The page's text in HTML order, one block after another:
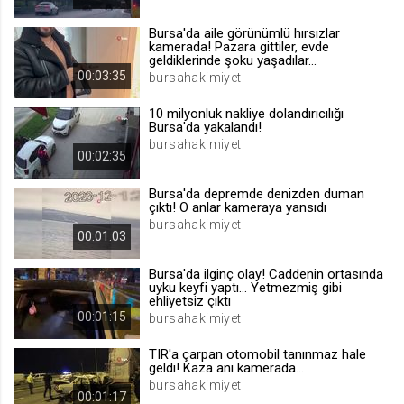
Site içeriği önerme
1 yıl
voteLike*
.web.tv
1 ay
.web.tv
İsimsiz ziyaretçi için site içeriği
beğenmeme
00:03:35
Bursa'da aile görünümlü hırsızlar
kamerada! Pazara gittiler, evde
geldiklerinde şoku yaşadılar...
bursahakimiyet
00:02:35
10 milyonluk nakliye dolandırıcılığı
Bursa'da yakalandı!
bursahakimiyet
00:01:03
Bursa'da depremde denizden duman
çıktı! O anlar kameraya yansıdı
bursahakimiyet
00:01:15
Bursa'da ilginç olay! Caddenin ortasında
uyku keyfi yaptı... Yetmezmiş gibi
ehliyetsiz çıktı
bursahakimiyet
00:01:17
TIR'a çarpan otomobil tanınmaz hale
geldi! Kaza anı kamerada...
bursahakimiyet